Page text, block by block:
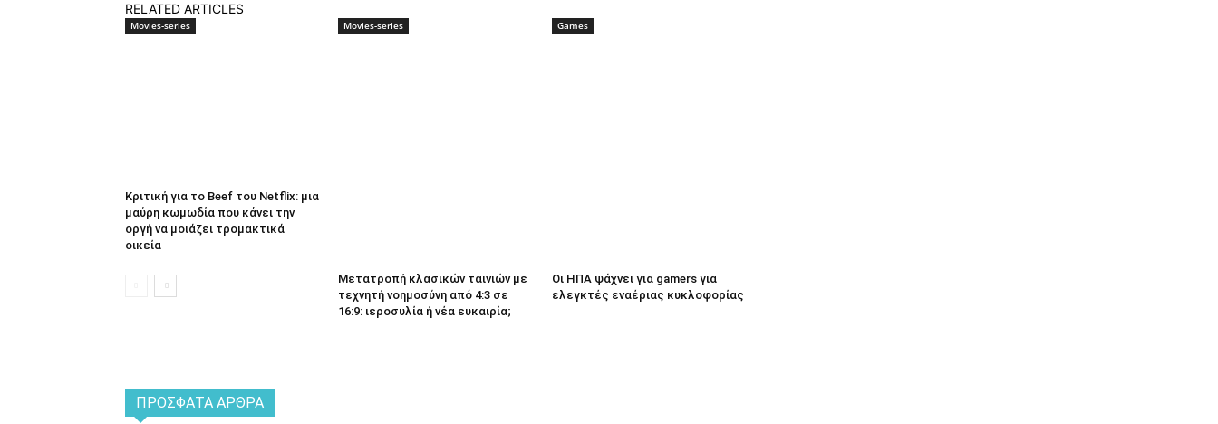
RELATED ARTICLES
Movies-series
Κριτική για το Beef του Netflix: μια
μαύρη κωμωδία που κάνει την
οργή να μοιάζει τρομακτικά
οικεία
Movies-series
Μετατροπή κλασικών ταινιών με
τεχνητή νοημοσύνη από 4:3 σε
16:9: ιεροσυλία ή νέα ευκαιρία;
Games
Οι ΗΠΑ ψάχνει για gamers για
ελεγκτές εναέριας κυκλοφορίας
ΠΡΌΣΦΑΤΑ ΆΡΘΡΑ